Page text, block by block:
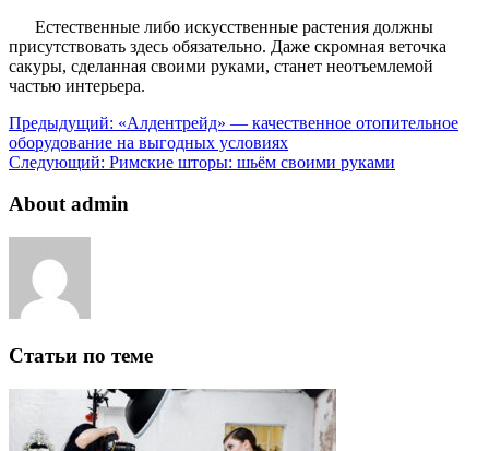
Естественные либо искусственные растения должны
присутствовать здесь обязательно. Даже скромная веточка
сакуры, сделанная своими руками, станет неотъемлемой
частью интерьера.
Предыдущий: «Алдентрейд» — качественное отопительное
оборудование на выгодных условиях
Следующий: Римские шторы: шьём своими руками
About admin
Статьи по теме